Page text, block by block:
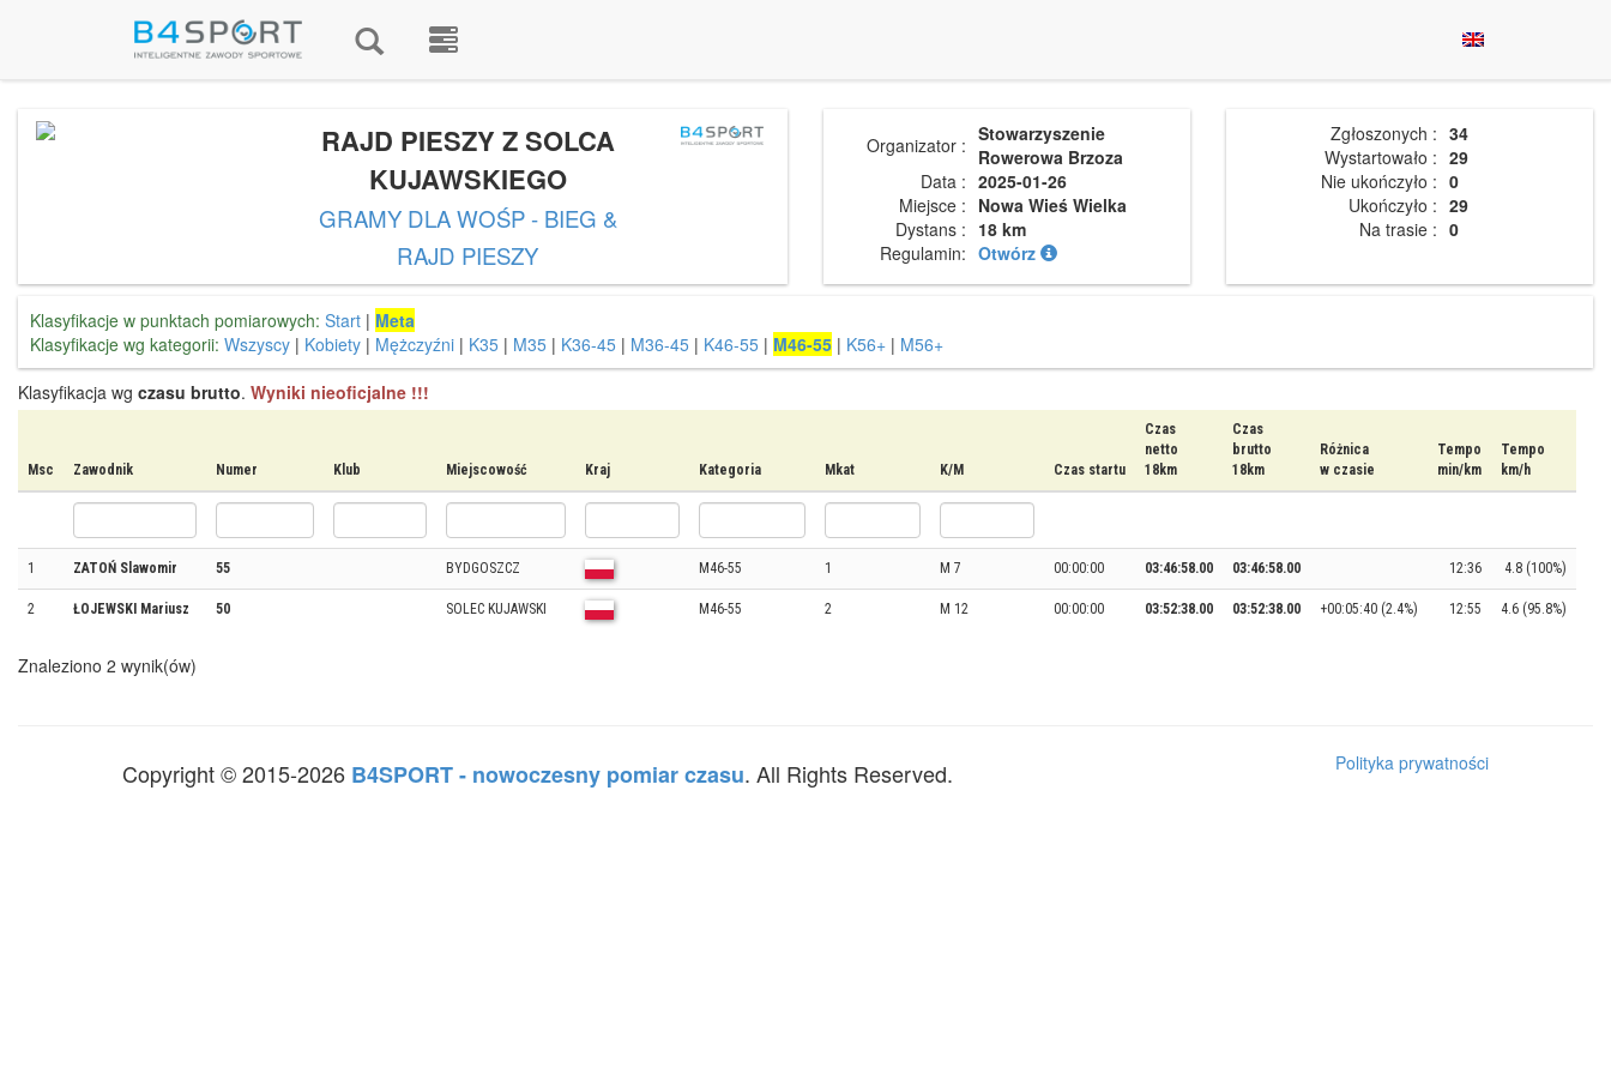
RAJD PIESZY Z SOLCA
KUJAWSKIEGO
GRAMY DLA WOŚP - BIEG &
RAJD PIESZY
Organizator : Stowarzyszenie
Rowerowa Brzoza
Data : 2025-01-26
Miejsce : Nowa Wieś Wielka
Dystans : 18 km
Regulamin: Otwórz
Zgłoszonych : 34
Wystartowało : 29
Nie ukończyło : 0
Ukończyło : 29
Na trasie : 0
Klasyfikacje w punktach pomiarowych: Start | Meta
Klasyfikacje wg kategorii: Wszyscy | Kobiety | Mężczyźni | K35 | M35 | K36-45 | M36-45 | K46-55 | M46-55 | K56+ | M56+
Klasyfikacja wg czasu brutto. Wyniki nieoficjalne !!!
Msc Zawodnik Numer Klub Miejscowość Kraj Kategoria Mkat K/M Czas startu
Czas
netto
18km
Czas
brutto
18km
Różnica
w czasie
Tempo
min/km
Tempo
km/h
1 ZATOŃ Slawomir 55 BYDGOSZCZ M46-55 1 M 7 00:00:00 03:46:58.00 03:46:58.00 12:36 4.8 (100%)
2 ŁOJEWSKI Mariusz 50 SOLEC KUJAWSKI M46-55 2 M 12 00:00:00 03:52:38.00 03:52:38.00 +00:05:40 (2.4%) 12:55 4.6 (95.8%)
Znaleziono 2 wynik(ów)
Copyright © 2015-2026 B4SPORT - nowoczesny pomiar czasu. All Rights Reserved. Polityka prywatności